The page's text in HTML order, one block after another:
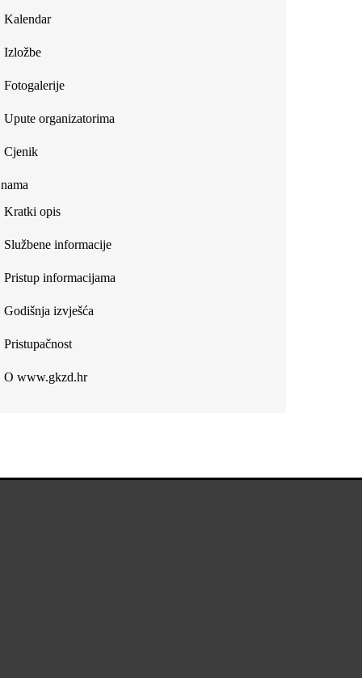
Kalendar
Izložbe
Fotogalerije
Upute organizatorima
Cjenik
Kratki opis
Službene informacije
Pristup informacijama
Godišnja izvješća
Pristupačnost
O www.gkzd.hr